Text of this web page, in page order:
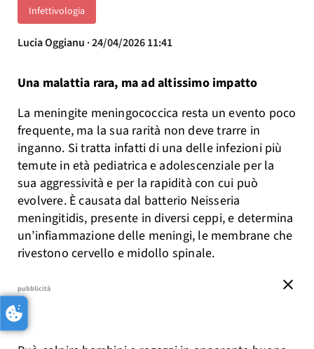
Infettivologia
Lucia Oggianu · 24/04/2026 11:41
Una malattia rara, ma ad altissimo impatto
La meningite meningococcica resta un evento poco
frequente, ma la sua rarità non deve trarre in
inganno. Si tratta infatti di una delle infezioni più
temute in età pediatrica e adolescenziale per la
sua aggressività e per la rapidità con cui può
evolvere. È causata dal batterio Neisseria
meningitidis, presente in diversi ceppi, e determina
un’infiammazione delle meningi, le membrane che
rivestono cervello e midollo spinale.
close
pubblicità